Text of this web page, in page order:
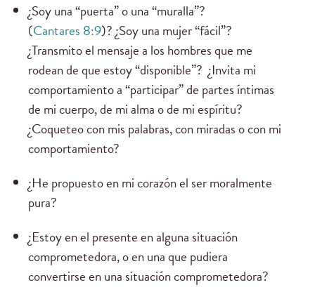
¿Soy una “puerta” o una “muralla”?
(Cantares 8:9)? ¿Soy una mujer “fácil”?
¿Transmito el mensaje a los hombres que me
rodean de que estoy “disponible”? ¿Invita mi
comportamiento a “participar” de partes íntimas
de mi cuerpo, de mi alma o de mi espíritu?
¿Coqueteo con mis palabras, con miradas o con mi
comportamiento?
¿He propuesto en mi corazón el ser moralmente
pura?
¿Estoy en el presente en alguna situación
comprometedora, o en una que pudiera
convertirse en una situación comprometedora?